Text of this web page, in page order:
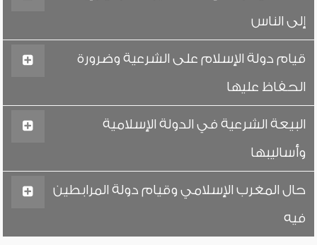
إلى الناس
قيام دولة الإسلام على الشرعية وضرورة
الحفاظ عليها
البيعة الشرعية في الدولة الإسلامية
وأساليبها
حال المغرب الإسلامي وقيام دولة المرابطين
فيه